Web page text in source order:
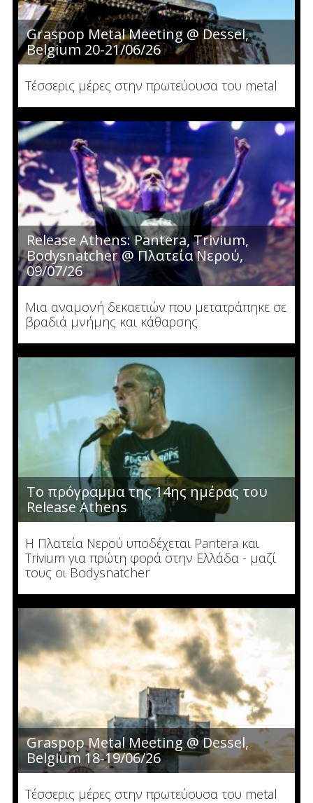
Graspop Metal Meeting @ Dessel,
Belgium 20-21/06/26
Τέσσερις μέρες στην πρωτεύουσα του metal
Release Athens: Pantera, Trivium,
Bodysnatcher @ Πλατεία Νερού,
09/07/26
Μια αναμονή δεκαετιών που μετατράπηκε σε
βραδιά μνήμης και κάθαρσης
Το πρόγραμμα της 14ης ημέρας του
Release Athens
Η Πλατεία Νερού υποδέχεται Pantera και
Trivium για πρώτη φορά στην Ελλάδα - μαζί
τους οι Bodysnatcher
Graspop Metal Meeting @ Dessel,
Belgium 18-19/06/26
Τέσσερις μέρες στην πρωτεύουσα του metal